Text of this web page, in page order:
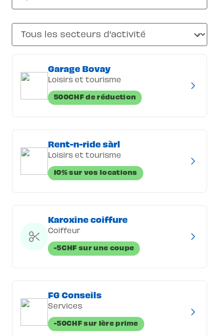
Garage Bovay
Loisirs et tourisme
500CHF de réduction
Rent-n-ride sàrl
Loisirs et tourisme
10% sur vos locations
Karoxine coiffure
Coiffeur
-5CHF sur une coupe
FG Conseils
Services
-50CHF sur 1ère prime